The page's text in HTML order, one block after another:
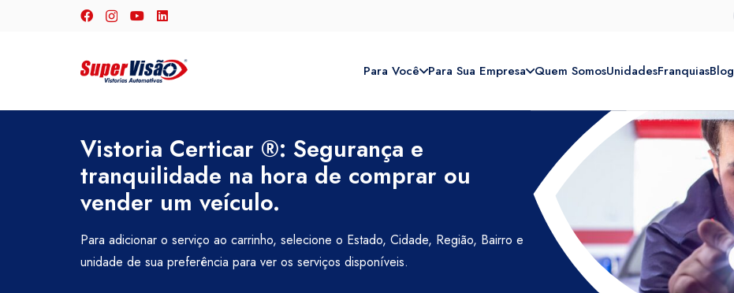
Para Você Para Sua Empresa Quem SomosUnidadesFranquiasBlog
Vistoria Certicar ®: Segurança e
tranquilidade na hora de comprar ou
vender um veículo.
Para adicionar o serviço ao carrinho, selecione o Estado, Cidade, Região, Bairro e
unidade de sua preferência para ver os serviços disponíveis.